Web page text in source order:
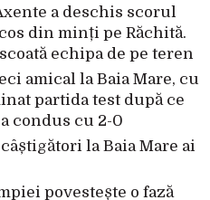
a deschis scorul
din minți pe Răchită.
echipa de pe teren
amical la Baia Mare, cu
partida test după ce
condus cu 2-0
la Baia Mare ai
povestește o fază